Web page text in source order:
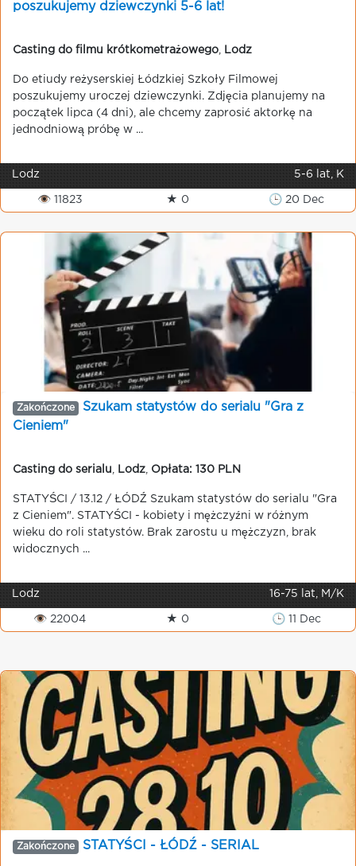
poszukujemy dziewczynki 5-6 lat!
Casting do filmu krótkometrażowego Lodz
Do etiudy reżyserskiej Łódzkiej Szkoły Filmowej
poszukujemy uroczej dziewczynki. Zdjęcia planujemy na
początek lipca (4 dni), ale chcemy zaprosić aktorkę na
jednodniową próbę w ...
Lodz 5-6 lat, K
👁 11823 ★ 0 🕒 20 Dec
Zakończone
Szukam statystów do serialu "Gra z
Cieniem"
Casting do serialu Lodz Opłata: 130 PLN
STATYŚCI / 13.12 / ŁÓDŹ Szukam statystów do serialu "Gra
z Cieniem". STATYŚCI - kobiety i mężczyźni w różnym
wieku do roli statystów. Brak zarostu u mężczyzn, brak
widocznych ...
Lodz 16-75 lat, M/K
👁 22004 ★ 0 🕒 11 Dec
Zakończone STATYŚCI - ŁÓDŹ - SERIAL